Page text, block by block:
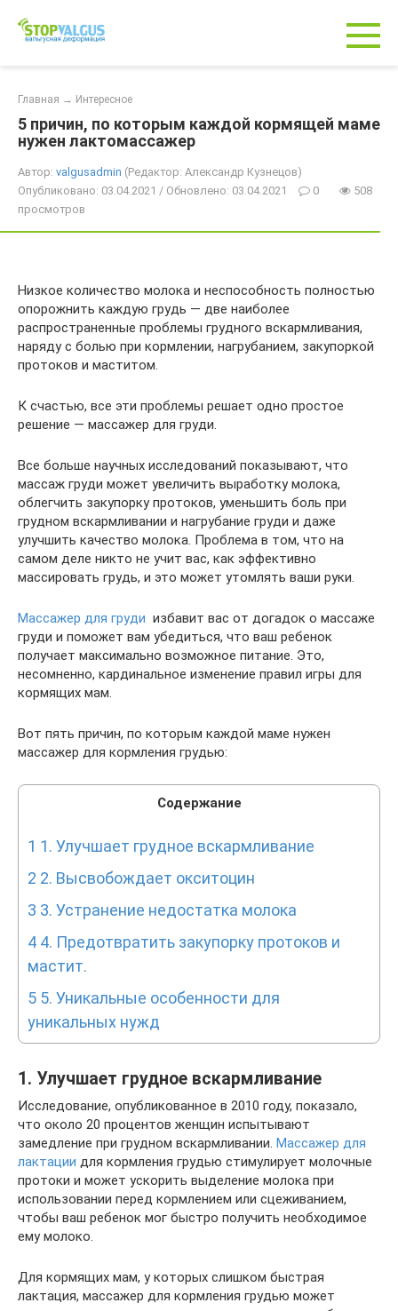
контенту
Главная → Интересное
5 причин, по которым каждой кормящей маме
нужен лактомассажер
Автор: valgusadmin (Редактор: Александр Кузнецов)
Опубликовано: 03.04.2021 / Обновлено: 03.04.2021
0
508
просмотров
Низкое количество молока и неспособность полностью
опорожнить каждую грудь — две наиболее
распространенные проблемы грудного вскармливания,
наряду с болью при кормлении, нагрубанием, закупоркой
протоков и маститом.
К счастью, все эти проблемы решает одно простое
решение — массажер для груди.
Все больше научных исследований показывают, что
массаж груди может увеличить выработку молока,
облегчить закупорку протоков, уменьшить боль при
грудном вскармливании и нагрубание груди и даже
улучшить качество молока. Проблема в том, что на
самом деле никто не учит вас, как эффективно
массировать грудь, и это может утомлять ваши руки.
Массажер для груди избавит вас от догадок о массаже
груди и поможет вам убедиться, что ваш ребенок
получает максимально возможное питание. Это,
несомненно, кардинальное изменение правил игры для
кормящих мам.
Вот пять причин, по которым каждой маме нужен
массажер для кормления грудью:
Содержание
1 1. Улучшает грудное вскармливание
2 2. Высвобождает окситоцин
3 3. Устранение недостатка молока
4 4. Предотвратить закупорку протоков и
мастит.
5 5. Уникальные особенности для
уникальных нужд
1. Улучшает грудное вскармливание
Исследование, опубликованное в 2010 году, показало,
что около 20 процентов женщин испытывают
замедление при грудном вскармливании. Массажер для
лактации для кормления грудью стимулирует молочные
протоки и может ускорить выделение молока при
использовании перед кормлением или сцеживанием,
чтобы ваш ребенок мог быстро получить необходимое
ему молоко.
Для кормящих мам, у которых слишком быстрая
лактация, массажер для кормления грудью может